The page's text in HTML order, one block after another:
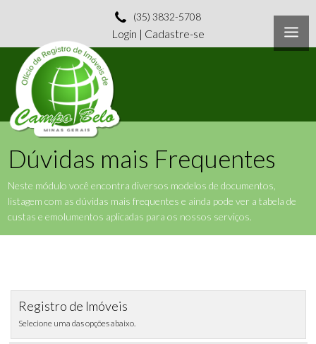
(35) 3832-5708
Login | Cadastre-se
Dúvidas mais Frequentes
Neste módulo você encontra diversos modelos de documentos,
listagem com as dúvidas mais frequentes e ainda pode ver a tabela de
custas e emolumentos aplicadas para os nossos serviços.
Registro de Imóveis
Selecione uma das opções abaixo.